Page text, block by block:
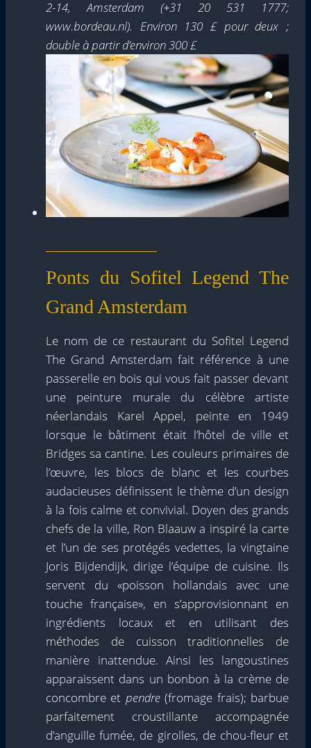
2-14, Amsterdam (+31 20 531 1777;
www.bordeau.nl). Environ 130 £ pour deux ;
double à partir d’environ 300 £
Ponts du Sofitel Legend The
Grand Amsterdam
Le nom de ce restaurant du Sofitel Legend
The Grand Amsterdam fait référence à une
passerelle en bois qui vous fait passer devant
une peinture murale du célèbre artiste
néerlandais Karel Appel, peinte en 1949
lorsque le bâtiment était l’hôtel de ville et
Bridges sa cantine. Les couleurs primaires de
l’œuvre, les blocs de blanc et les courbes
audacieuses définissent le thème d’un design
à la fois calme et convivial. Doyen des grands
chefs de la ville, Ron Blaauw a inspiré la carte
et l’un de ses protégés vedettes, la vingtaine
Joris Bijdendijk, dirige l’équipe de cuisine. Ils
servent du «poisson hollandais avec une
touche française», en s’approvisionnant en
ingrédients locaux et en utilisant des
méthodes de cuisson traditionnelles de
manière inattendue. Ainsi les langoustines
apparaissent dans un bonbon à la crème de
concombre et pendre(fromage frais); barbue
parfaitement croustillante accompagnée
d’anguille fumée, de girolles, de chou-fleur et